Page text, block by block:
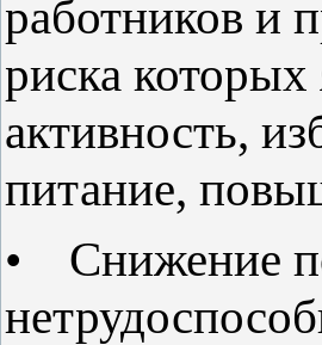
работников и
риска
активность,
питание,
• Снижение